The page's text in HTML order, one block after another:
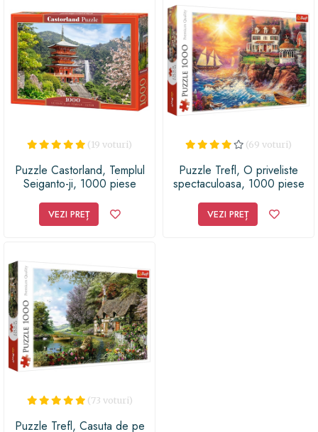
misterios. Transformă timpul petrecut acasă într-o
aventură plină de descoperiri și recompensează-ți
mintea cu acest puzzle fascinant!
(19 voturi)
Puzzle Castorland, Templul
Seiganto-ji, 1000 piese
VEZI PREȚ
(69 voturi)
Puzzle Trefl, O priveliste
spectaculoasa, 1000 piese
VEZI PREȚ
(73 voturi)
Puzzle Trefl, Casuta de pe